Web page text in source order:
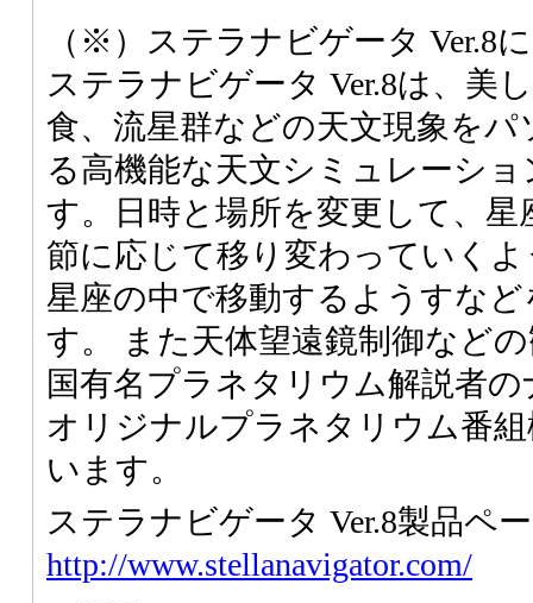
（※）ステラナビゲータ Ver.8
ステラナビゲータ Ver.8は、美
食、流星群などの天文現象を
る高機能な天文シミュレーシ
す。日時と場所を変更して、
節に応じて移り変わっていく
星座の中で移動するようすな
す。 また天体望遠鏡制御など
国有名プラネタリウム解説者
オリジナルプラネタリウム番
います。
ステラナビゲータ Ver.8製品ペ
http://www.stellanavigator.com/